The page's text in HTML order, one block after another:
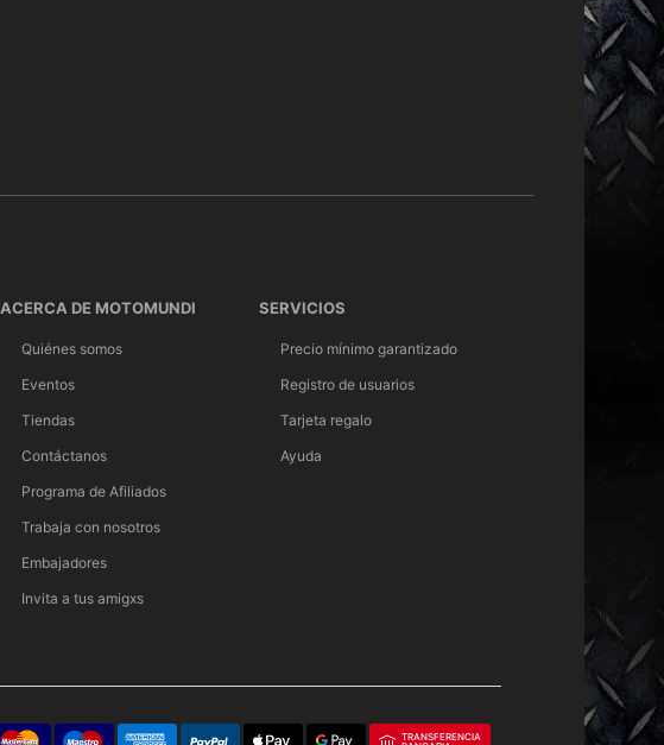
ACERCA DE MOTOMUNDI
Quiénes somos
Eventos
Tiendas
Contáctanos
Programa de Afiliados
Trabaja con nosotros
Embajadores
Invita a tus amigxs
SERVICIOS
Precio mínimo garantizado
Registro de usuarios
Tarjeta regalo
Ayuda
TRANSFERENCIA